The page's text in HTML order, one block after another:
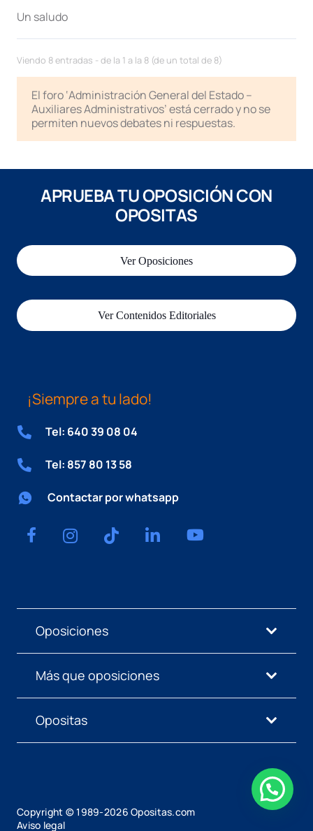
Un saludo
Viendo 8 entradas - de la 1 a la 8 (de un total de 8)
El foro ‘Administración General del Estado –
Auxiliares Administrativos’ está cerrado y no se
permiten nuevos debates ni respuestas.
APRUEBA TU OPOSICIÓN CON
OPOSITAS
Ver Oposiciones
Ver Contenidos Editoriales
¡Siempre a tu lado!
Tel: 640 39 08 04
Tel: 857 80 13 58
Contactar por whatsapp
Oposiciones
Más que oposiciones
Opositas
Copyright © 1989-2026 Opositas.com
Aviso legal